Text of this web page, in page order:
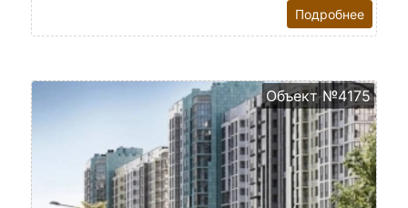
Подробнее
Объект №4175